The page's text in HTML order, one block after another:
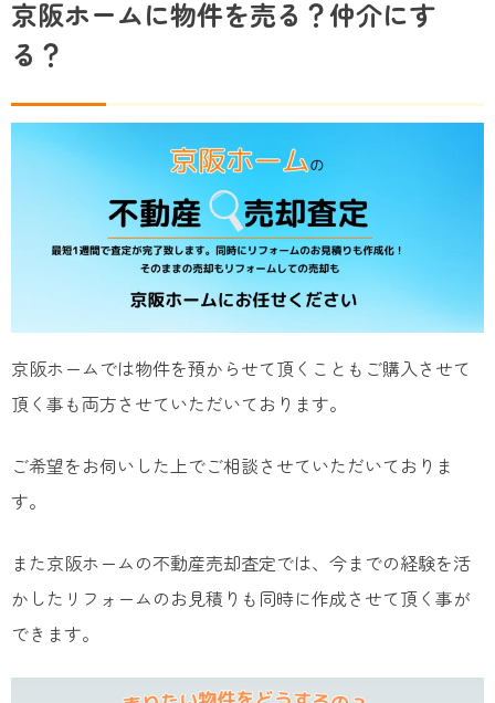
京阪ホームに物件を売る？仲介にす
る？
京阪ホームでは物件を預からせて頂くこともご購入させて
頂く事も両方させていただいております。
ご希望をお伺いした上でご相談させていただいておりま
す。
また京阪ホームの不動産売却査定では、今までの経験を活
かしたリフォームのお見積りも同時に作成させて頂く事が
できます。